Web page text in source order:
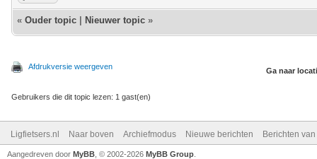
« Ouder topic Nieuwer topic »
Afdrukversie weergeven Ga naar
Gebruikers die dit topic lezen: 1 gast(en)
Ligfietsers.nl Naar boven Archiefmodus Nieuwe berichten Berichten
Aangedreven door MyBB , © 2002-2026 MyBB Group